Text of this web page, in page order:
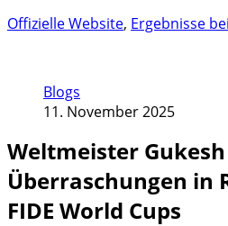
Offizielle Website, Ergebnisse
Blogs
11. November 2025
Weltmeister
Überraschungen in
FIDE World Cups